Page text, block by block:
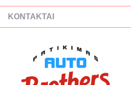
KONTAKTAI